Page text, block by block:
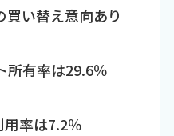
い替え意向あり
有率は29.6％
率は7.2％